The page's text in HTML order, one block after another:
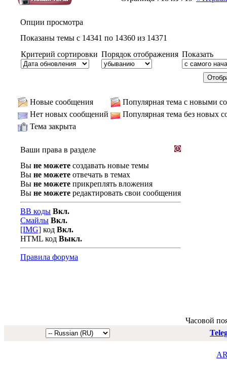
Опции просмотра
Показаны темы с 14341 по 14360 из 14371
Критерий сортировки Порядок отображения Показать
Новые сообщения
Популярная тема с новыми
Нет новых сообщений
Популярная тема без новых
Тема закрыта
Ваши права в разделе
Вы не можете создавать новые темы
Вы не можете отвечать в темах
Вы не можете прикреплять вложения
Вы не можете редактировать свои сообщения
BB коды Вкл.
Смайлы Вкл.
[IMG] код Вкл.
HTML код Выкл.
Правила форума
Часовой